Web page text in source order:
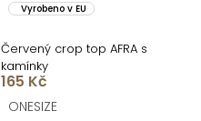
Vyrobeno v EU
Červený crop top AFRA s
kamínky
165 Kč
ONESIZE